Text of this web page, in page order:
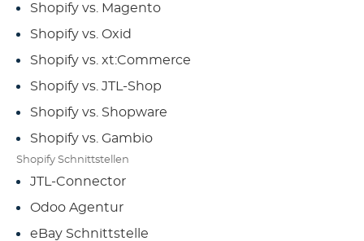
Shopify vs. Magento
Shopify vs. Oxid
Shopify vs. xt:Commerce
Shopify vs. JTL-Shop
Shopify vs. Shopware
Shopify vs. Gambio
Shopify Schnittstellen
JTL-Connector
Odoo Agentur
eBay Schnittstelle